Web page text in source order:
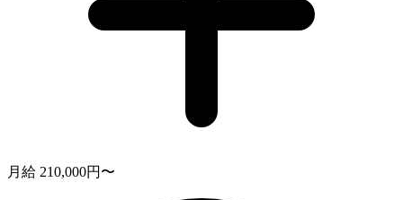
月給 210,000円〜